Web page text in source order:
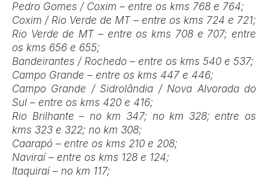
Pedro Gomes / Coxim – entre os kms 768 e 764;
Coxim / Rio Verde de MT – entre os kms 724 e 721;
Rio Verde de MT – entre os kms 708 e 707; entre
os kms 656 e 655;
Bandeirantes / Rochedo – entre os kms 540 e 537;
Campo Grande – entre os kms 447 e 446;
Campo Grande / Sidrolândia / Nova Alvorada do
Sul – entre os kms 420 e 416;
Rio Brilhante – no km 347; no km 328; entre os
kms 323 e 322; no km 308;
Caarapó – entre os kms 210 e 208;
Naviraí – entre os kms 128 e 124;
Itaquiraí – no km 117;